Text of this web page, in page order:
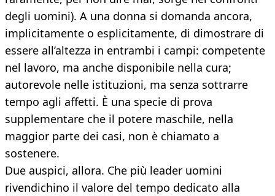
degli uomini). A una donna si domanda ancora,
implicitamente o esplicitamente, di dimostrare di
essere all’altezza in entrambi i campi: competente
nel lavoro, ma anche disponibile nella cura;
autorevole nelle istituzioni, ma senza sottrarre
tempo agli affetti. È una specie di prova
supplementare che il potere maschile, nella
maggior parte dei casi, non è chiamato a
sostenere.
Due auspici, allora. Che più leader uomini
rivendichino il valore del tempo dedicato alla